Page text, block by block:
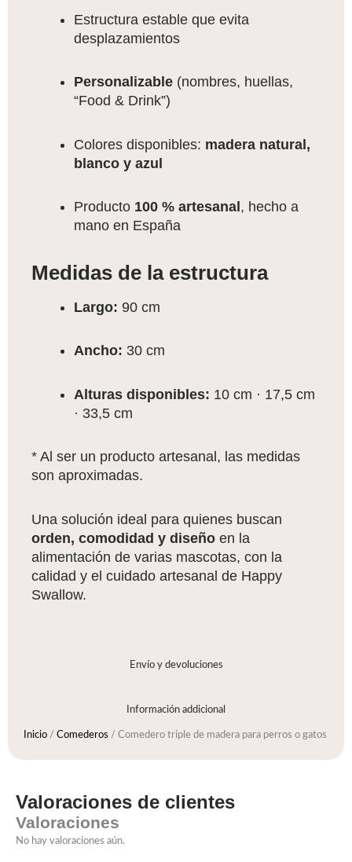
Envío y devoluciones
Información addicional
Estructura estable que evita
desplazamientos
Personalizable (nombres, huellas,
“Food & Drink”)
Colores disponibles: madera natural,
blanco y azul
Producto 100 % artesanal , hecho a
mano en España
Medidas de la estructura
Largo: 90 cm
Ancho: 30 cm
Alturas disponibles: 10 cm · 17,5 cm
· 33,5 cm
* Al ser un producto artesanal, las medidas
son aproximadas.
Una solución ideal para quienes buscan
orden, comodidad y diseño en la
alimentación de varias mascotas, con la
calidad y el cuidado artesanal de Happy
Swallow.
Inicio / Comederos / Comedero triple de madera para perros o gatos
Valoraciones de clientes
Valoraciones
No hay valoraciones aún.